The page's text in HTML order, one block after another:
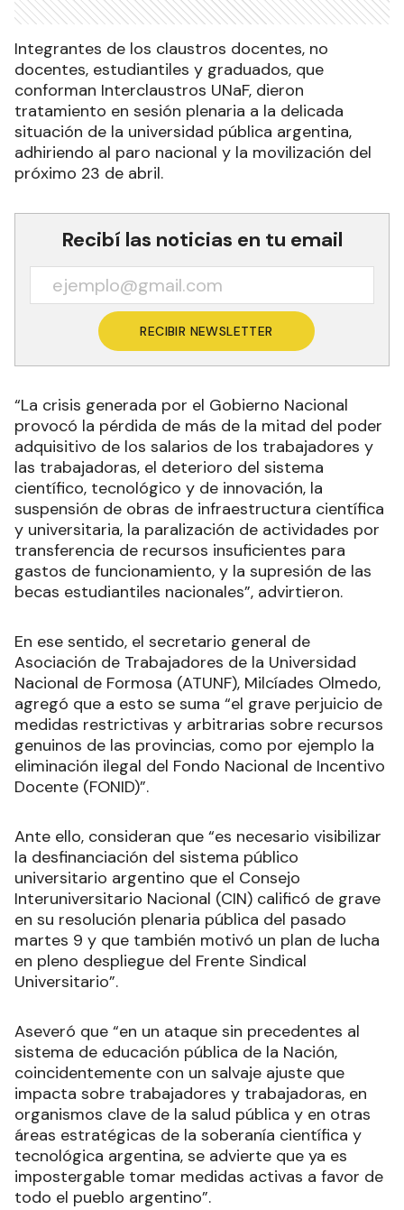
Integrantes de los claustros docentes, no
docentes, estudiantiles y graduados, que
conforman Interclaustros UNaF, dieron
tratamiento en sesión plenaria a la delicada
situación de la universidad pública argentina,
adhiriendo al paro nacional y la movilización del
próximo 23 de abril.
Recibí las noticias en tu email
RECIBIR NEWSLETTER
“La crisis generada por el Gobierno Nacional
provocó la pérdida de más de la mitad del poder
adquisitivo de los salarios de los trabajadores y
las trabajadoras, el deterioro del sistema
científico, tecnológico y de innovación, la
suspensión de obras de infraestructura científica
y universitaria, la paralización de actividades por
transferencia de recursos insuficientes para
gastos de funcionamiento, y la supresión de las
becas estudiantiles nacionales”, advirtieron.
En ese sentido, el secretario general de
Asociación de Trabajadores de la Universidad
Nacional de Formosa (ATUNF), Milcíades Olmedo,
agregó que a esto se suma “el grave perjuicio de
medidas restrictivas y arbitrarias sobre recursos
genuinos de las provincias, como por ejemplo la
eliminación ilegal del Fondo Nacional de Incentivo
Docente (FONID)”.
Ante ello, consideran que “es necesario visibilizar
la desfinanciación del sistema público
universitario argentino que el Consejo
Interuniversitario Nacional (CIN) calificó de grave
en su resolución plenaria pública del pasado
martes 9 y que también motivó un plan de lucha
en pleno despliegue del Frente Sindical
Universitario”.
Aseveró que “en un ataque sin precedentes al
sistema de educación pública de la Nación,
coincidentemente con un salvaje ajuste que
impacta sobre trabajadores y trabajadoras, en
organismos clave de la salud pública y en otras
áreas estratégicas de la soberanía científica y
tecnológica argentina, se advierte que ya es
impostergable tomar medidas activas a favor de
todo el pueblo argentino”.